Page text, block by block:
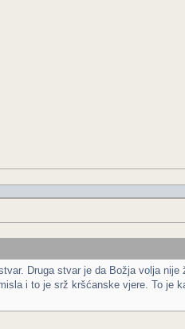
Druga stvar je da Božja volja
i to je srž kršćanske vjere. To je